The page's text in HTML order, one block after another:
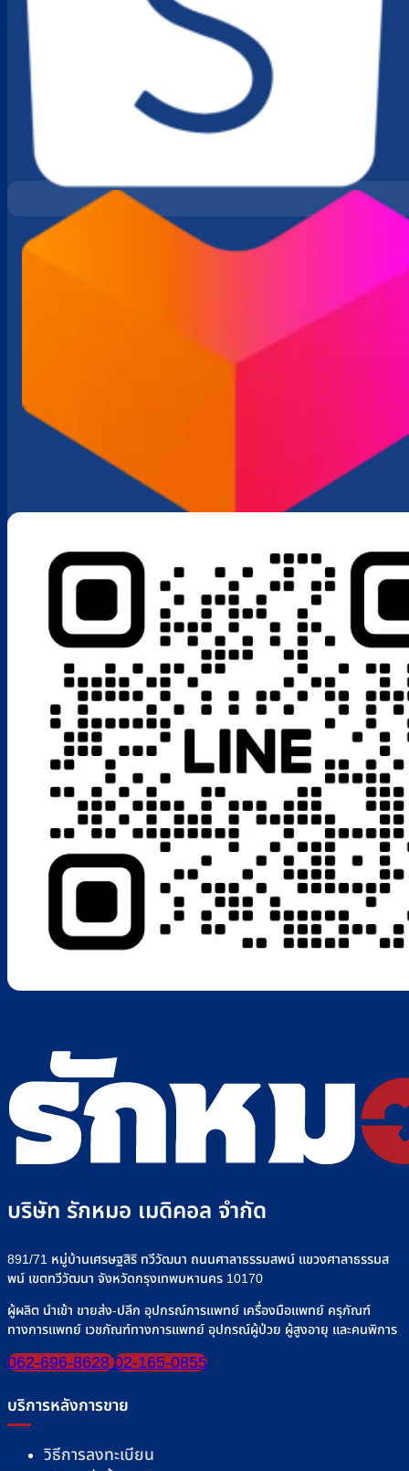
บริษัท รักหมอ เมดิคอล จำกัด
891/71 หมู่บ้านเศรษฐสิริ ทวีวัฒนา ถนนศาลาธรรมสพน์ แขวงศาลาธรรมส
พน์ เขตทวีวัฒนา จังหวัดกรุงเทพมหานคร 10170
ผู้ผลิต นำเข้า ขายส่ง-ปลีก อุปกรณ์การแพทย์ เครื่องมือแพทย์ ครุภัณฑ์
ทางการแพทย์ เวชภัณฑ์ทางการแพทย์ อุปกรณ์ผู้ป่วย ผู้สูงอายุ และคนพิการ
062-696-8628 02-165-0855
บริการหลังการขาย
วิธีการลงทะเบียน